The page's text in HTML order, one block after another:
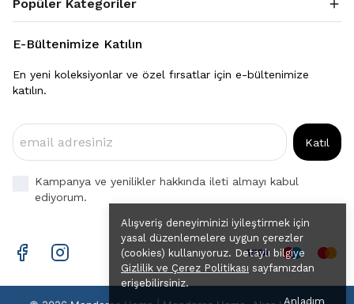
Alışveriş deneyiminizi iyileştirmek için
yasal düzenlemelere uygun çerezler
(cookies) kullanıyoruz. Detaylı bilgiye
Gizlilik ve Çerez Politikası sayfamızdan
erişebilirsiniz.
Anladım
Popüler Kategoriler
E-Bültenimize Katılın
En yeni koleksiyonlar ve özel fırsatlar için e-bültenimize
katılın.
Katıl
Kampanya ve yenilikler hakkında ileti almayı kabul
ediyorum.